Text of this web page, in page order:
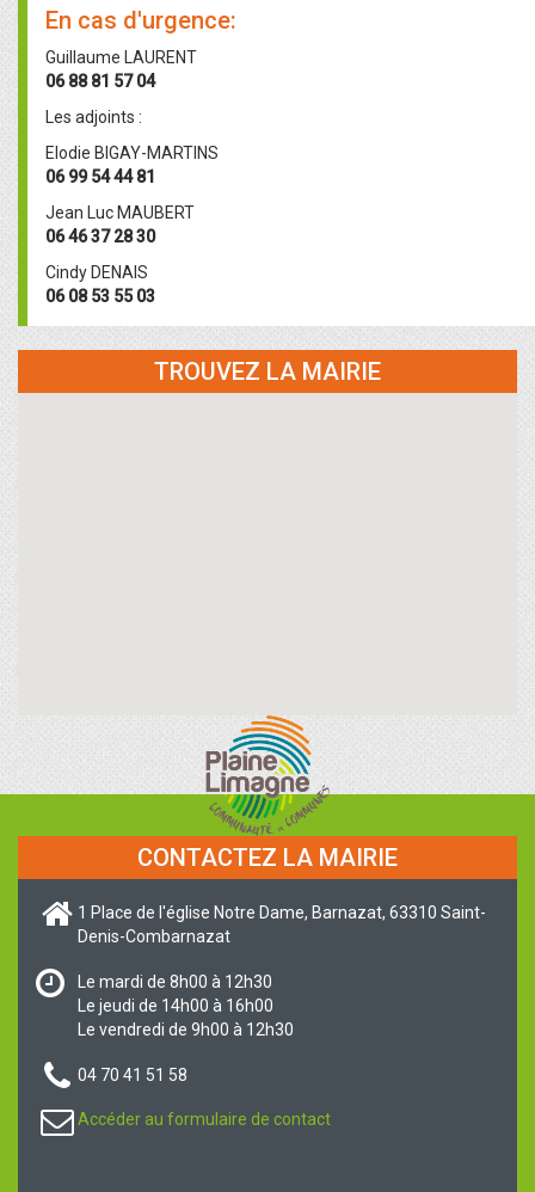
En cas d'urgence:
Guillaume LAURENT
06 88 81 57 04
Les adjoints :
Elodie BIGAY-MARTINS
06 99 54 44 81
Jean Luc MAUBERT
06 46 37 28 30
Cindy DENAIS
06 08 53 55 03
TROUVEZ LA MAIRIE
CONTACTEZ LA MAIRIE
1 Place de l'église Notre Dame, Barnazat, 63310 Saint-
Denis-Combarnazat
Le mardi de 8h00 à 12h30
Le jeudi de 14h00 à 16h00
Le vendredi de 9h00 à 12h30
04 70 41 51 58
Accéder au formulaire de contact